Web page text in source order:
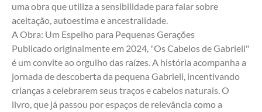
uma obra que utiliza a sensibilidade para falar sobre
aceitação, autoestima e ancestralidade.
A Obra: Um Espelho para Pequenas Gerações
Publicado originalmente em 2024, "Os Cabelos de Gabrieli"
é um convite ao orgulho das raízes. A história acompanha a
jornada de descoberta da pequena Gabrieli, incentivando
crianças a celebrarem seus traços e cabelos naturais. O
livro, que já passou por espaços de relevância como a